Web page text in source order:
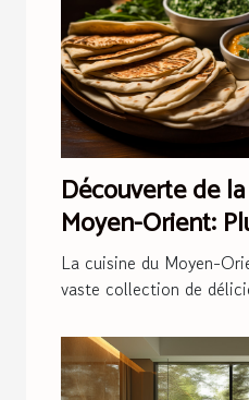
Découverte de
Moyen-Orient:
une tradition
La cuisine du Moyen-
vaste collection de